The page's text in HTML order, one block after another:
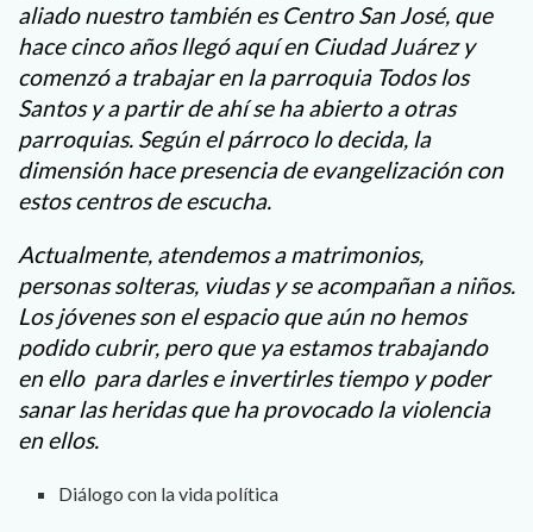
aliado nuestro también es Centro San José, que
hace cinco años llegó aquí en Ciudad Juárez y
comenzó a trabajar en la parroquia Todos los
Santos y a partir de ahí se ha abierto a otras
parroquias. Según el párroco lo decida, la
dimensión hace presencia de evangelización con
estos centros de escucha.
Actualmente, atendemos a matrimonios,
personas solteras, viudas y se acompañan a niños.
Los jóvenes son el espacio que aún no hemos
podido cubrir, pero que ya estamos trabajando
en ello para darles e invertirles tiempo y poder
sanar las heridas que ha provocado la violencia
en ellos.
Diálogo con la vida política